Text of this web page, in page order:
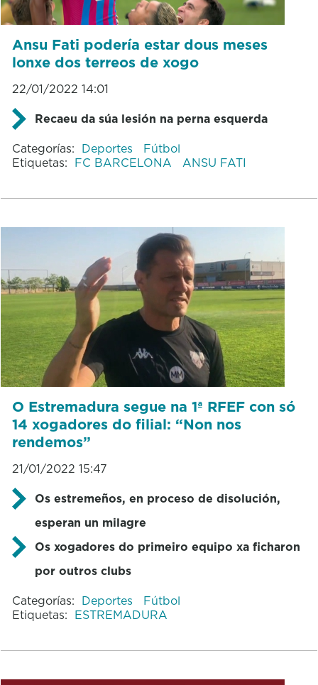
Ansu Fati podería estar dous meses
lonxe dos terreos de xogo
22/01/2022 14:01
Recaeu da súa lesión na perna esquerda
Categorías: Deportes
Fútbol
Etiquetas: FC BARCELONA ANSU FATI
O Estremadura segue na 1ª RFEF con só
14 xogadores do filial: “Non nos
rendemos”
21/01/2022 15:47
Os estremeños, en proceso de disolución,
esperan un milagre
Os xogadores do primeiro equipo xa ficharon
por outros clubs
Categorías: Deportes
Fútbol
Etiquetas: ESTREMADURA